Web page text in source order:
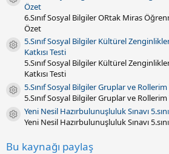
ı
z
(
a
r
)
Özet
6.Sınıf Sosyal Bilgiler ORtak Miras
Özet
Kaynak ikonu
5.Sınıf Sosyal Bilgiler Kültürel
Katkısı Testi
5.Sınıf Sosyal Bilgiler Kültürel
Katkısı Testi
Kaynak ikonu
5.Sınıf Sosyal Bilgiler Gruplar ve Rollerim
5.Sınıf Sosyal Bilgiler Gruplar ve Rollerim
Kaynak ikonu
Yeni Nesil Hazırbulunuşluluk Sınavı
Yeni Nesil Hazırbulunuşluluk Sınavı
Bu kaynağı paylaş